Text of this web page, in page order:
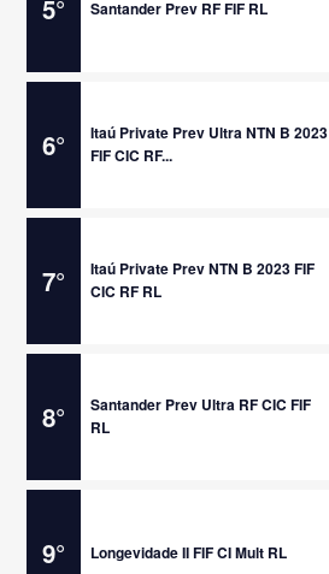
5° Santander Prev RF FIF RL
6°
Itaú Private Prev Ultra NTN B 2023
FIF CIC RF...
7°
Itaú Private Prev NTN B 2023 FIF
CIC RF RL
8°
Santander Prev Ultra RF CIC FIF
RL
9° Longevidade II FIF CI Mult RL